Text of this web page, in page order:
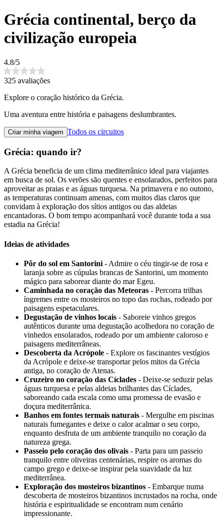
Grécia continental, berço da
civilização europeia
4.8/5
325 avaliações
Explore o coração histórico da Grécia.
Uma aventura entre história e paisagens deslumbrantes.
Criar minha viagem Todos os circuitos
Grécia: quando ir?
A Grécia beneficia de um clima mediterrânico ideal para viajantes
em busca de sol. Os verões são quentes e ensolarados, perfeitos para
aproveitar as praias e as águas turquesa. Na primavera e no outono,
as temperaturas continuam amenas, com muitos dias claros que
convidam à exploração dos sítios antigos ou das aldeias
encantadoras. O bom tempo acompanhará você durante toda a sua
estadia na Grécia!
Ideias de atividades
Pôr do sol em Santorini - Admire o céu tingir-se de rosa e
laranja sobre as cúpulas brancas de Santorini, um momento
mágico para saborear diante do mar Egeu.
Caminhada no coração das Meteoras - Percorra trilhas
íngremes entre os mosteiros no topo das rochas, rodeado por
paisagens espetaculares.
Degustação de vinhos locais - Saboreie vinhos gregos
autênticos durante uma degustação acolhedora no coração de
vinhedos ensolarados, rodeado por um ambiente caloroso e
paisagens mediterrâneas.
Descoberta da Acrópole - Explore os fascinantes vestígios
da Acrópole e deixe-se transportar pelos mitos da Grécia
antiga, no coração de Atenas.
Cruzeiro no coração das Cíclades - Deixe-se seduzir pelas
águas turquesa e pelas aldeias brilhantes das Cíclades,
saboreando cada escala como uma promessa de evasão e
doçura mediterrânica.
Banhos em fontes termais naturais - Mergulhe em piscinas
naturais fumegantes e deixe o calor acalmar o seu corpo,
enquanto desfruta de um ambiente tranquilo no coração da
natureza grega.
Passeio pelo coração dos olivais - Parta para um passeio
tranquilo entre oliveiras centenárias, respire os aromas do
campo grego e deixe-se inspirar pela suavidade da luz
mediterrânea.
Exploração dos mosteiros bizantinos - Embarque numa
descoberta de mosteiros bizantinos incrustados na rocha, onde
história e espiritualidade se encontram num cenário
impressionante.